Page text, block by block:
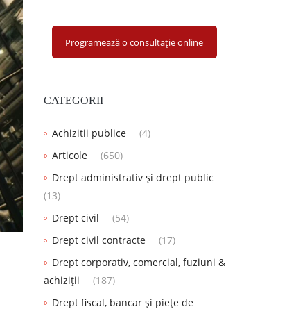
Programează o consultație online
CATEGORII
Achizitii publice
(4)
Articole
(650)
Drept administrativ și drept public
(13)
Drept civil
(54)
Drept civil contracte
(17)
Drept corporativ, comercial, fuziuni &
achiziții
(187)
Drept fiscal, bancar și piețe de